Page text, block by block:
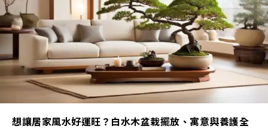
想讓居家風水好運旺？白水木盆栽擺放、寓意與養護全